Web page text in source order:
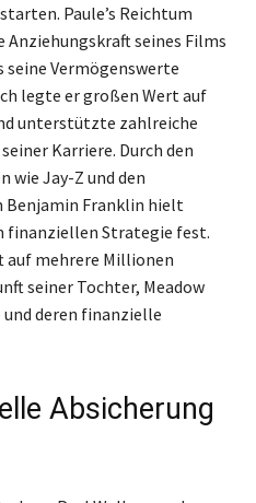
Paule’s Reichtum
seines Films
Vermögenswerte
legte er großen Wert auf
unterstützte zahlreiche
Karriere. Durch den
wie Jay-Z und den
Franklin hielt
finanziellen Strategie fest.
auf mehrere Millionen
seiner Tochter, Meadow
und deren finanzielle
Absicherung